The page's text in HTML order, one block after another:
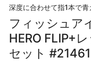
深度に合わせて指1本で
フィッシュア
HERO FLIP+
セット #21461